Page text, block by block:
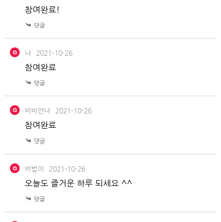
참여완료!
나 2021-10-26
참여완료
비비안나 2021-10-26
참여완료
비법이 2021-10-26
오늘도 즐거운 하루 되세요 ^^